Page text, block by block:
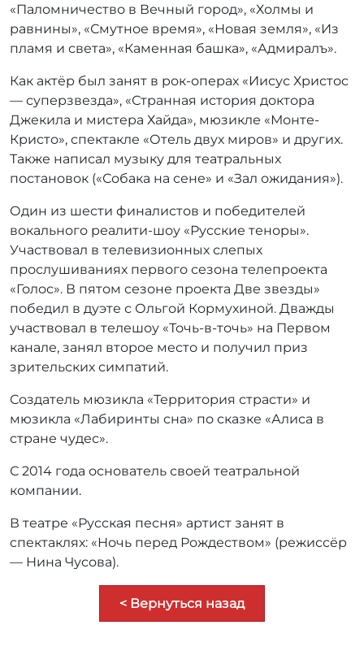
«Паломничество в Вечный город», «Холмы и
равнины», «Смутное время», «Новая земля», «Из
пламя и света», «Каменная башка», «Адмиралъ».
Как актёр был занят в рок-операх «Иисус Христос
— суперзвезда», «Странная история доктора
Джекила и мистера Хайда», мюзикле «Монте-
Кристо», спектакле «Отель двух миров» и других.
Также написал музыку для театральных
постановок («Собака на сене» и «Зал ожидания»).
Один из шести финалистов и победителей
вокального реалити-шоу «Русские теноры».
Участвовал в телевизионных слепых
прослушиваниях первого сезона телепроекта
«Голос». В пятом сезоне проекта Две звезды»
победил в дуэте с Ольгой Кормухиной. Дважды
участвовал в телешоу «Точь-в-точь» на Первом
канале, занял второе место и получил приз
зрительских симпатий.
Создатель мюзикла «Территория страсти» и
мюзикла «Лабиринты сна» по сказке «Алиса в
стране чудес».
С 2014 года основатель своей театральной
компании.
В театре «Русская песня» артист занят в
спектаклях: «Ночь перед Рождеством» (режиссёр
— Нина Чусова).
< Вернуться назад